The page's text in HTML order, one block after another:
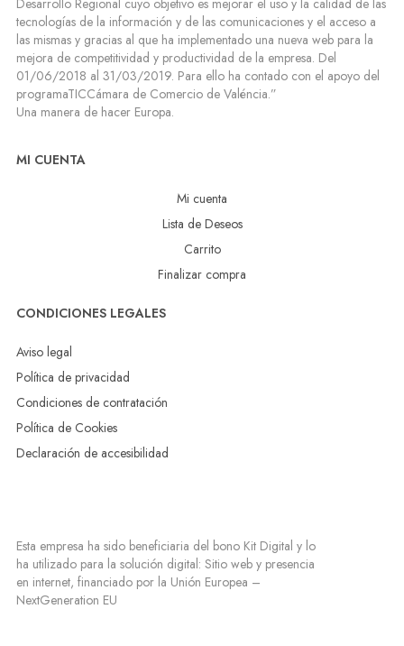
tecnologías de la información y de las comunicaciones y el acceso a
las mismas y gracias al que ha implementado una nueva web para la
mejora de competitividad y productividad de la empresa. Del
01/06/2018 al 31/03/2019. Para ello ha contado con el apoyo del
programaTICCámara de Comercio de Valéncia.”
Una manera de hacer Europa.
MI CUENTA
Mi cuenta
Lista de Deseos
Carrito
Finalizar compra
CONDICIONES LEGALES
Aviso legal
Política de privacidad
Condiciones de contratación
Política de Cookies
Declaración de accesibilidad
Esta empresa ha sido beneficiaria del bono Kit Digital y lo
ha utilizado para la solución digital: Sitio web y presencia
en internet, financiado por la Unión Europea –
NextGeneration EU